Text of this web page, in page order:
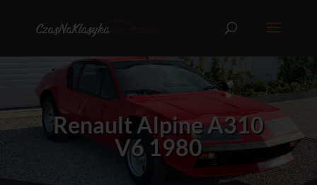
Renault Alpine A310
V6 1980